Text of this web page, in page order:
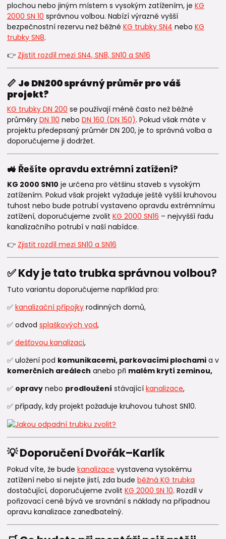
plochou nebo jiným místem s vysokým zatížením, je KG
2000 SN 10 správnou volbou. Nabízí výrazně vyšší
bezpečnostní rezervu než běžné KG trubky SN4 nebo KG
trubky SN8.
👉 Zjistit rozdíl mezi SN4, SN8, SN10 a SN16
📏 Je DN200 správný průměr pro váš
projekt?
KG trubky DN 200 se používají méně často než běžné
průměry DN 110 nebo DN 160 (DN 150). Pokud však máte v
projektu předepsaný průměr DN 200, je to správná volba a
doporučujeme ji dodržet.
🚜 Řešíte opravdu extrémní zatížení?
KG 2000 SN10 je určena pro většinu staveb s vysokým
zatížením. Pokud však projekt vyžaduje ještě vyšší kruhovou
tuhost nebo bude potrubí vystaveno opravdu extrémnímu
zatížení, doporučujeme zvolit KG 2000 SN16 – nejvyšší řadu
kanalizačního potrubí v naší nabídce.
👉 Zjistit rozdíl mezi SN10 a SN16
✅ Kdy je tato trubka správnou volbou?
Tuto variantu doporučujeme například pro:
✅ kanalizační přípojky rodinných domů,
✅ odvod splaškových vod,
✅ dešťovou kanalizaci,
✅ uložení pod komunikacemi, parkovacími plochami a v
komerčních areálech anebo při malém krytí zeminou,
✅ opravy nebo prodloužení stávající kanalizace,
✅ případy, kdy projekt požaduje kruhovou tuhost SN10.
💡 Doporučení Dvořák–Karlík
Pokud víte, že bude kanalizace vystavena vysokému
zatížení nebo si nejste jistí, zda bude běžná KG trubka
dostačující, doporučujeme zvolit KG 2000 SN 10. Rozdíl v
pořizovací ceně bývá ve srovnání s náklady na případnou
opravu kanalizace zanedbatelný.